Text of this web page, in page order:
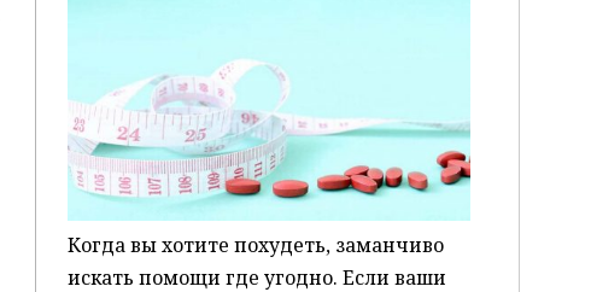
P
Когда вы хотите похудеть, заманчиво
искать помощи где угодно. Если ваши